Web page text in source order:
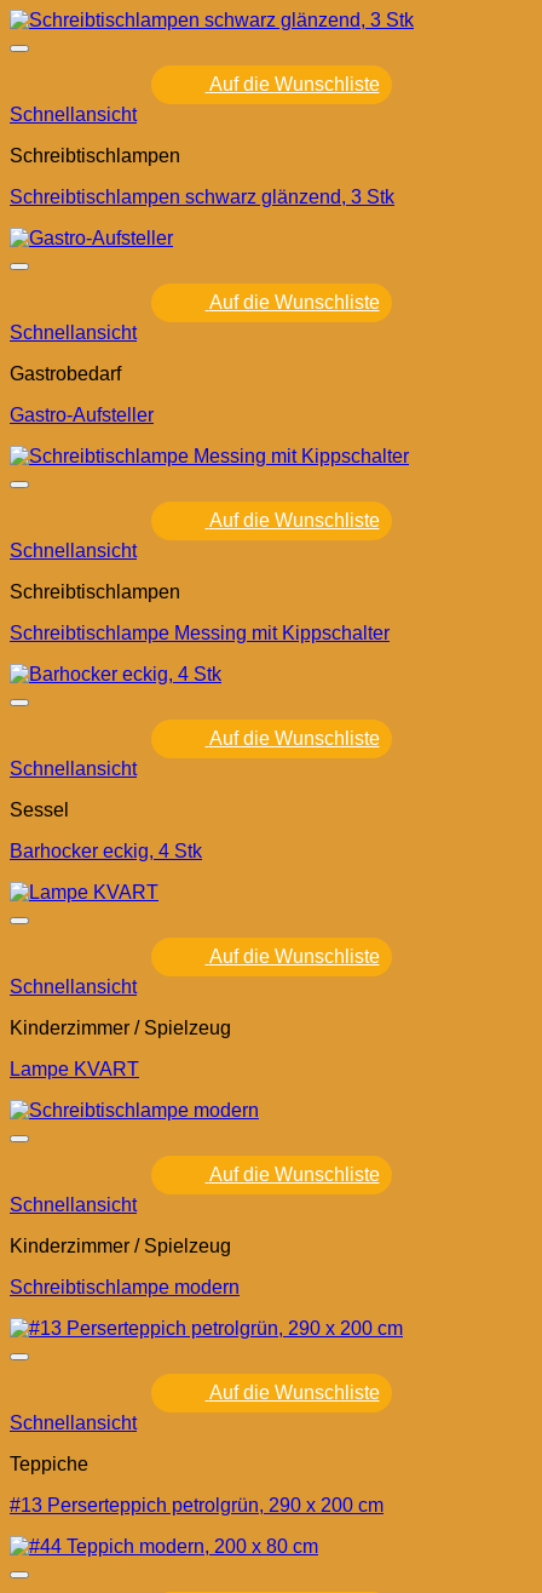
Auf die Wunschliste
Schnellansicht
Schreibtischlampen
Schreibtischlampen schwarz glänzend, 3 Stk
Auf die Wunschliste
Schnellansicht
Gastrobedarf
Gastro-Aufsteller
Auf die Wunschliste
Schnellansicht
Schreibtischlampen
Schreibtischlampe Messing mit Kippschalter
Auf die Wunschliste
Schnellansicht
Sessel
Barhocker eckig, 4 Stk
Auf die Wunschliste
Schnellansicht
Kinderzimmer / Spielzeug
Lampe KVART
Auf die Wunschliste
Schnellansicht
Kinderzimmer / Spielzeug
Schreibtischlampe modern
Auf die Wunschliste
Schnellansicht
Teppiche
#13 Perserteppich petrolgrün, 290 x 200 cm